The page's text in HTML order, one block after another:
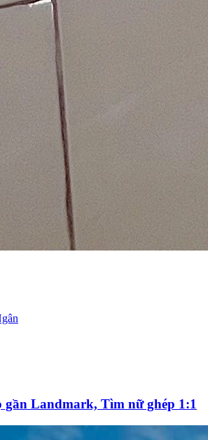
gần Landmark, Tìm nữ ghép 1:1